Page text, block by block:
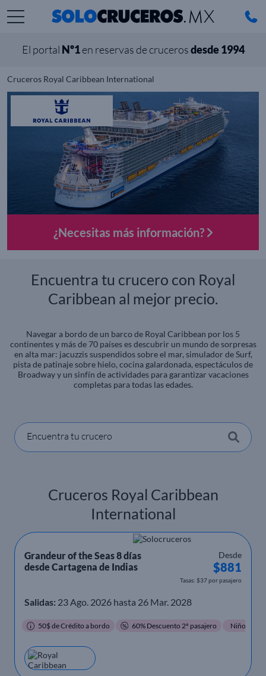
El portal Nº1en reservas de crucerosdesde 1994
Cruceros Royal Caribbean International
¿Necesitas más información?
Encuentra tu crucero con Royal
Caribbean al mejor precio.
Navegar a bordo de un barco de Royal Caribbean por los 5
continentes y más de 70 países es descubrir un mundo de sorpresas
en alta mar: jacuzzis suspendidos sobre el mar, simulador de Surf,
pista de patinaje sobre hielo, cocina galardonada, espectáculos de
Broadway y un sinfín de actividades para garantizar vacaciones
completas para todas las edades.
Encuentra tu crucero
Cruceros Royal Caribbean
International
Grandeur of the Seas 8 días
desde Cartagena de Indias
Desde
$881
Tasas: $37 por pasajero
Salidas: 23 Ago. 2026 hasta 26 Mar. 2028
50$ de Crédito a bordo 60% Descuento 2º pasajero Niños